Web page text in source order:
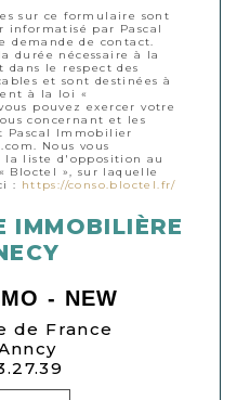
sur ce formulaire sont
informatisé par Pascal
demande de contact.
durée nécessaire à la
le respect des
et sont destinées à
à la loi «
pouvez exercer votre
concernant et les
Pascal Immobilier
Nous vous
la liste d'opposition au
Bloctel », sur laquelle
: https://conso.bloctel.fr/
IMMOBILIÈRE
- NEW
de France